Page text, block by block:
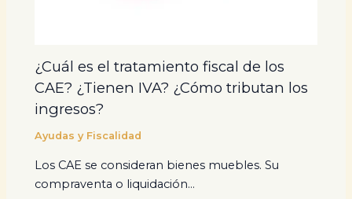
¿Cuál es el tratamiento fiscal de los
CAE? ¿Tienen IVA? ¿Cómo tributan los
ingresos?
Ayudas y Fiscalidad
Los CAE se consideran bienes muebles. Su
compraventa o liquidación…